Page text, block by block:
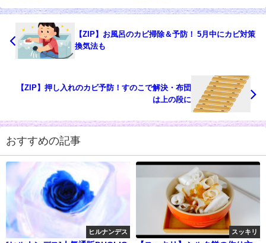
【ZIP】お風呂のカビ掃除＆予防！ 5月中にカビ対策
換気法も
【ZIP】押し入れのカビ予防！すのこで解決・布団
は上の段に
おすすめの記事
ヒルナンデス スッキリ